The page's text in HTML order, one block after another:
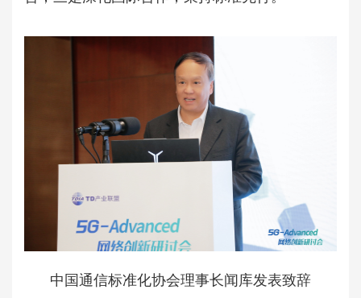
中国通信标准化协会理事长闻库发表致辞